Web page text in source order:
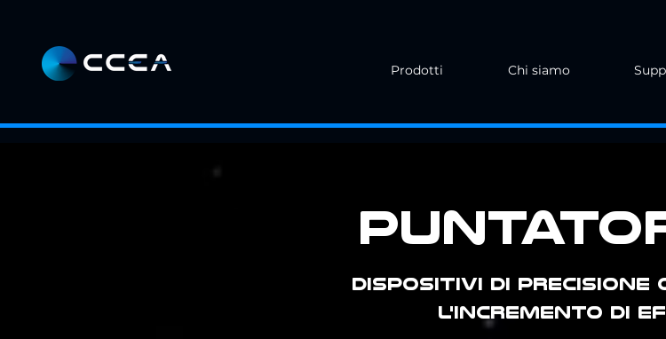
Prodotti Chi siamo
DISPOSITIVI DI PRECISIONE
L'INCREMENTO DI